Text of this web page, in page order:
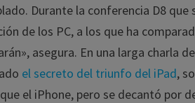
Durante la conferencia D8
de los PC, a los que ha
asegura. En una larga charla
el secreto del triunfo del iPad,
el iPhone, pero se decantó por